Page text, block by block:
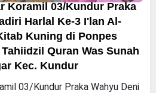
Koramil 03/Kundur Praka
Harlal Ke-3 I'lan Al-
Kuning di Ponpes
Quran Was Sunah
Kec. Kundur
03/Kundur Praka Wahyu Deni